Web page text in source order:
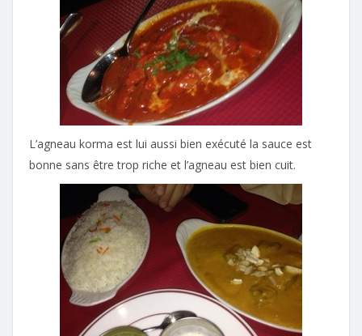
L’agneau korma est lui aussi bien exécuté la sauce est
bonne sans être trop riche et l’agneau est bien cuit.